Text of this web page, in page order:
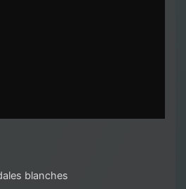
blanches